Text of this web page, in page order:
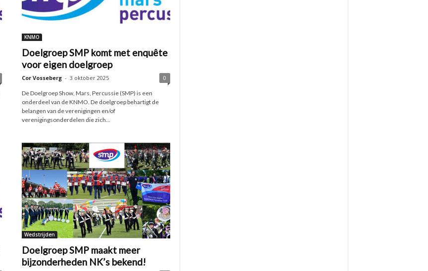
KNMO
Doelgroep SMP komt met enquête
voor eigen doelgroep
Cor Vosseberg - 3 oktober 2025 0
De Doelgroep Show, Mars, Percussie (SMP) is een
onderdeel van de KNMO. De doelgroep behartigt de
belangen van de verenigingen en/of
verenigingsonderdelen die zich...
Wedstrijden
Doelgroep SMP maakt meer
bijzonderheden NK’s bekend!